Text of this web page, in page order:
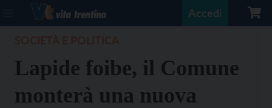
Accedi
Lapide foibe, il Comune
monterà una nuova